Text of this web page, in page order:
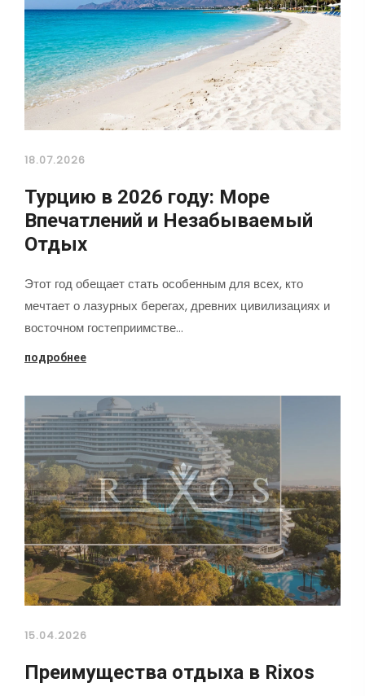
18.07.2026
Турцию в 2026 году: Море
Впечатлений и Незабываемый
Отдых
Этот год обещает стать особенным для всех, кто
мечтает о лазурных берегах, древних цивилизациях и
восточном гостеприимстве…
подробнее
15.04.2026
Преимущества отдыха в Rixos